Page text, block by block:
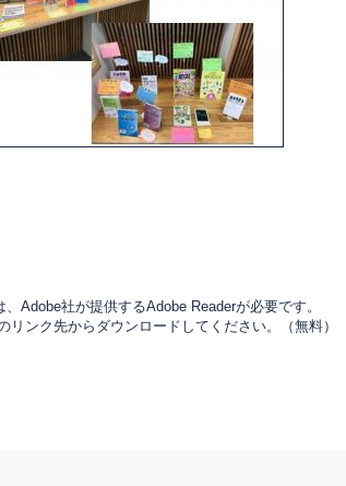
Adobe社が提供するAdobe Readerが必要です。
ンク先からダウンロードしてください。（無料）